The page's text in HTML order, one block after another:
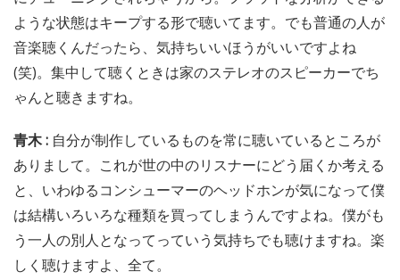
ような状態はキープする形で聴いてます。でも普通の人が
音楽聴くんだったら、気持ちいいほうがいいですよね
(笑)。集中して聴くときは家のステレオのスピーカーでち
ゃんと聴きますね。
青木 : 自分が制作しているものを常に聴いているところが
ありまして。これが世の中のリスナーにどう届くか考える
と、いわゆるコンシューマーのヘッドホンが気になって僕
は結構いろいろな種類を買ってしまうんですよね。僕がも
う一人の別人となってっていう気持ちでも聴けますね。楽
しく聴けますよ、全て。